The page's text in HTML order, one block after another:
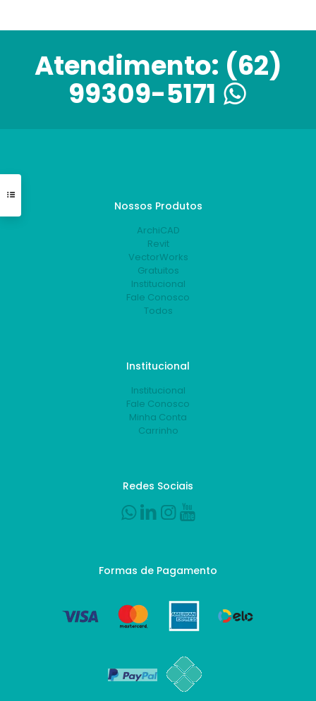
Atendimento: (62)
99309-5171
Nossos Produtos
ArchiCAD
Revit
VectorWorks
Gratuitos
Institucional
Fale Conosco
Todos
Institucional
Institucional
Fale Conosco
Minha Conta
Carrinho
Redes Sociais
Formas de Pagamento